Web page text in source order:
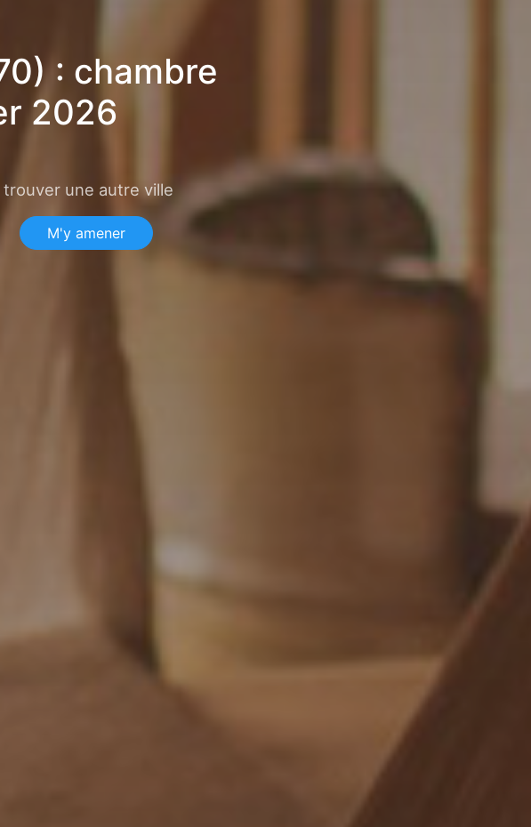
: chambre
2026
une autre ville
M'y amener